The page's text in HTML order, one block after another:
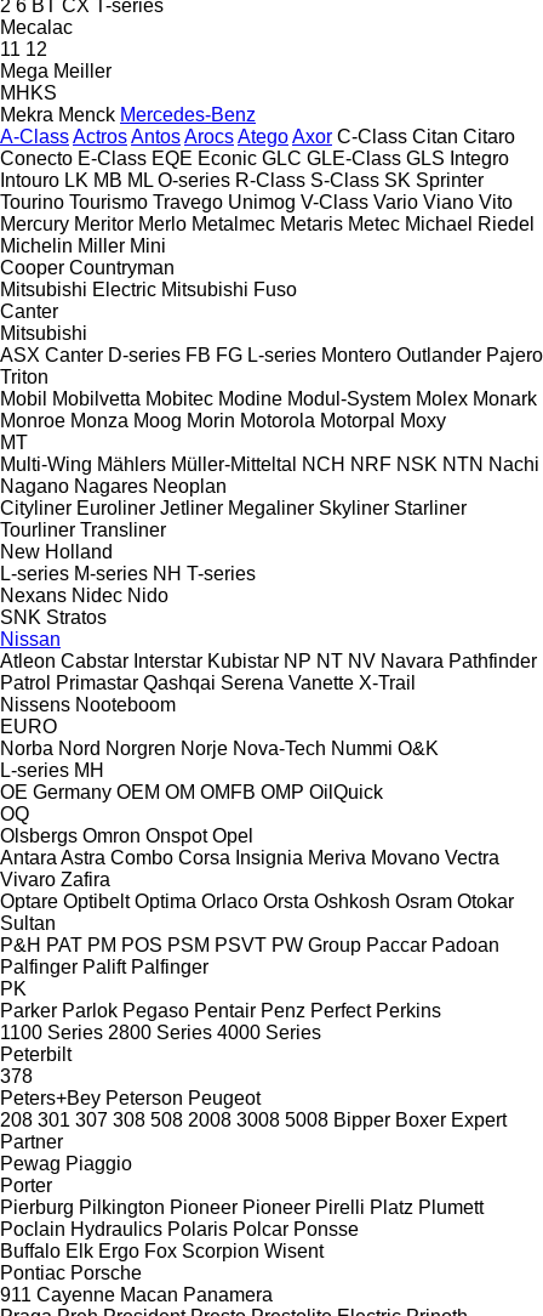
2 6 BT CX T-series
Mecalac
11 12
Mega Meiller
MHKS
Mekra Menck Mercedes-Benz
A-ClassActrosAntosArocsAtegoAxor C-Class Citan Citaro
Conecto E-Class EQE Econic GLC GLE-Class GLS Integro
Intouro LK MB ML O-series R-Class S-Class SK Sprinter
Tourino Tourismo Travego Unimog V-Class Vario Viano Vito
Mercury Meritor Merlo Metalmec Metaris Metec Michael Riedel
Michelin Miller Mini
Cooper Countryman
Mitsubishi Electric Mitsubishi Fuso
Canter
Mitsubishi
ASX Canter D-series FB FG L-series Montero Outlander Pajero
Triton
Mobil
Mobilvetta Mobitec Modine Modul-System Molex Monark
Monroe Monza Moog Morin Motorola Motorpal
Moxy
MT
Multi-Wing Mählers Müller-Mitteltal NCH NRF NSK NTN Nachi
Nagano Nagares Neoplan
Cityliner Euroliner Jetliner Megaliner Skyliner Starliner
Tourliner Transliner
New Holland
L-series M-series NH T-series
Nexans Nidec Nido
SNK Stratos
Nissan
Atleon Cabstar Interstar Kubistar NP NT NV Navara Pathfinder
Patrol Primastar Qashqai Serena Vanette X-Trail
Nissens Nooteboom
EURO
Norba Nord Norgren Norje Nova-Tech Nummi O&K
L-series MH
OE Germany OEM OM OMFB OMP OilQuick
OQ
Olsbergs Omron Onspot Opel
Antara Astra Combo Corsa Insignia Meriva Movano Vectra
Vivaro Zafira
Optare Optibelt Optima Orlaco Orsta Oshkosh Osram Otokar
Sultan
P&H PAT PM POS PSM PSVT PW Group Paccar Padoan
Palfinger Palift Palfinger
PK
Parker Parlok Pegaso Pentair Penz Perfect Perkins
1100 Series 2800 Series 4000 Series
Peterbilt
378
Peters+Bey Peterson Peugeot
208 301 307 308 508 2008 3008 5008 Bipper Boxer Expert
Partner
Pewag Piaggio
Porter
Pierburg Pilkington Pioneer Pioneer Pirelli Platz Plumett
Poclain Hydraulics Polaris Polcar Ponsse
Buffalo Elk Ergo Fox Scorpion Wisent
Pontiac Porsche
911 Cayenne Macan Panamera